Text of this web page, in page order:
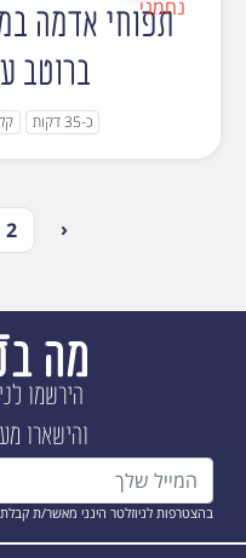
תפוחי אדמה
ברוטב
כ-35 דקות קל
2 ‹
הירשמו
והישארו
בהצטרפות לניוזלטר הינני מאשר/ת קבלת